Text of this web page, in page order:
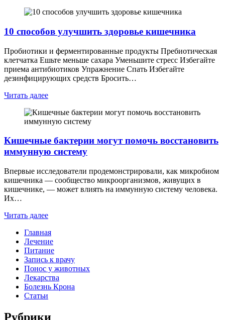
10 способов улучшить здоровье кишечника
Пробиотики и ферментированные продукты Пребиотическая
клетчатка Ешьте меньше сахара Уменьшите стресс Избегайте
приема антибиотиков Упражнение Спать Избегайте
дезинфицирующих средств Бросить…
Читать далее
Кишечные бактерии могут помочь восстановить
иммунную систему
Впервые исследователи продемонстрировали, как микробиом
кишечника — сообщество микроорганизмов, живущих в
кишечнике, — может влиять на иммунную систему человека.
Их…
Читать далее
Главная
Лечение
Питание
Запись к врачу
Понос у животных
Лекарства
Болезнь Крона
Статьи
Рубрики